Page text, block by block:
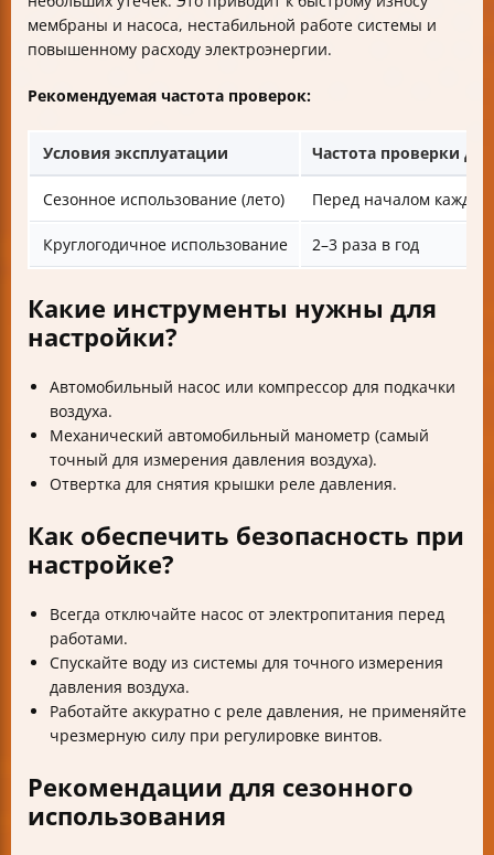
мембраны и насоса, нестабильной работе системы и
повышенному расходу электроэнергии.
Рекомендуемая частота проверок:
Условия эксплуатации Частота проверки
Сезонное использование (лето) Перед началом
Круглогодичное использование 2–3 раза в год
Какие инструменты нужны для
настройки?
Автомобильный насос или компрессор для подкачки
воздуха.
Механический автомобильный манометр (самый
точный для измерения давления воздуха).
Отвертка для снятия крышки реле давления.
Как обеспечить безопасность при
настройке?
Всегда отключайте насос от электропитания перед
работами.
Спускайте воду из системы для точного измерения
давления воздуха.
Работайте аккуратно с реле давления, не применяйте
чрезмерную силу при регулировке винтов.
Рекомендации для сезонного
использования